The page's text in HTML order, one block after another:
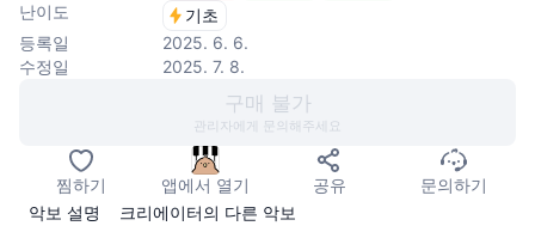
난이도
기초
등록일
2025. 6. 6.
수정일
2025. 7. 8.
구매 불가
관리자에게 문의해주세요
찜하기 앱에서 열기 공유
문의하기
악보 설명
크리에이터의 다른 악보